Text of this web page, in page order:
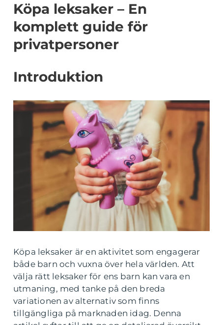
Köpa leksaker – En
komplett guide för
privatpersoner
Introduktion
Köpa leksaker är en aktivitet som engagerar
både barn och vuxna över hela världen. Att
välja rätt leksaker för ens barn kan vara en
utmaning, med tanke på den breda
variationen av alternativ som finns
tillgängliga på marknaden idag. Denna